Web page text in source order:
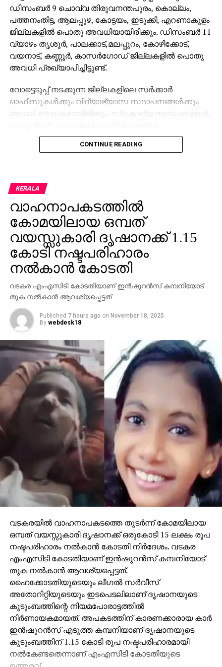
ഡിസംബര്‍ 9 ചൊവ്വ തിരുവനന്തപുരം, കൊല്ലം,
പത്തനംതിട്ട, ആലപ്പുഴ, കോട്ടയം, ഇടുക്കി, എറണാകുളം
ജില്ലകളില്‍ പൊതു അവധിയായിരിക്കും. ഡിസംബര്‍ 11
വ്യാഴം തൃശൂര്‍, പാലക്കാട്,മലപ്പുറം, കോഴിക്കോട്,
വയനാട്, കണ്ണൂര്‍, കാസര്‍ഗോഡ് ജില്ലകളില്‍ പൊതു
അവധി പ്രഖ്യാപിച്ചിട്ടുണ്ട്.
വോട്ടെടുപ്പ് നടക്കുന്ന ജില്ലകളിലെ സര്‍ക്കാര്‍
ഓഫീസുകള്‍ക്കും വിദ്യാഭ്യാസ സ്ഥാപനങ്ങള്‍ക്കും
അവധി ബാധകമായിരിക്കും. സ്വകാര്യ സ്ഥാപനങ്ങള്‍,
ജീവനക്കാര്‍ക്ക് വോട്ട് രേഖപ്പെടുത്തുന്നതിനായി
അവധിയോ മതിയായ സൗകര്യമോ നല്‍കാന്‍
CONTINUE READING
KERALA
വാഹനാപകടത്തില്‍
കോമയിലായ ഒമ്പത്
വയസ്സുകാരി ദൃഷാനക്ക് 1.15
കോടി നഷ്ടപരിഹാരം
നല്‍കാന്‍ കോടതി
വടകര എംഎസിടി കോടതിയാണ് ഇന്‍ഷുറന്‍സ് കമ്പനിയോട്
തുക നല്‍കാന്‍ ആവശ്യപ്പെട്ടത്.
Published 7 hours ago on November 18, 2025
By webdesk18
വടകരയില്‍ വാഹനാപകടത്തെ തുടര്‍ന്ന് കോമയിലായ
ഒമ്പത് വയസ്സുകാരി ദൃഷാനക്ക് ഒരുകോടി 15 ലക്ഷം രൂപ
നഷ്ടപരിഹാരം നല്‍കാന്‍ കോടതി നിര്‍ദേശം. വടകര
എംഎസിടി കോടതിയാണ് ഇന്‍ഷുറന്‍സ് കമ്പനിയോട്
തുക നല്‍കാന്‍ ആവശ്യപ്പെട്ടത്.
ഹൈക്കോടതിയുടെയും ലീഗല്‍ സര്‍വീസ്
അതോറിറ്റിയുടെയും ഇടപെടലിലാണ് ദൃഷാനയുടെ
കുടുംബത്തിന്റെ നിയമപോരാട്ടത്തില്‍
നിര്‍ണായകമായത്. അപകടത്തിന് കാരണക്കാരായ കാര്‍
ഇന്‍ഷുറന്‍സ് എടുത്ത കമ്പനിയാണ് ദൃഷാനയുടെ
കുടുംബത്തിന് 1.15 കോടി രൂപ നഷ്ടപരിഹാരമായി
നല്‍കേണ്ടതെന്നാണ് എംഎസിടി കോടതിയുടെ